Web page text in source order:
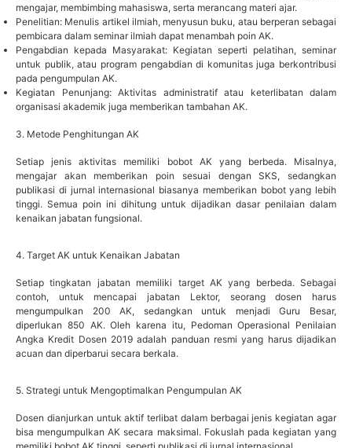
mengajar, membimbing mahasiswa, serta merancang materi ajar.
Penelitian: Menulis artikel ilmiah, menyusun buku, atau berperan sebagai
pembicara dalam seminar ilmiah dapat menambah poin AK.
Pengabdian kepada Masyarakat: Kegiatan seperti pelatihan, seminar
untuk publik, atau program pengabdian di komunitas juga berkontribusi
pada pengumpulan AK.
Kegiatan Penunjang: Aktivitas administratif atau keterlibatan dalam
organisasi akademik juga memberikan tambahan AK.
3. Metode Penghitungan AK
Setiap jenis aktivitas memiliki bobot AK yang berbeda. Misalnya,
mengajar akan memberikan poin sesuai dengan SKS, sedangkan
publikasi di jurnal internasional biasanya memberikan bobot yang lebih
tinggi. Semua poin ini dihitung untuk dijadikan dasar penilaian dalam
kenaikan jabatan fungsional.
4. Target AK untuk Kenaikan Jabatan
Setiap tingkatan jabatan memiliki target AK yang berbeda. Sebagai
contoh, untuk mencapai jabatan Lektor, seorang dosen harus
mengumpulkan 200 AK, sedangkan untuk menjadi Guru Besar,
diperlukan 850 AK. Oleh karena itu, Pedoman Operasional Penilaian
Angka Kredit Dosen 2019 adalah panduan resmi yang harus dijadikan
acuan dan diperbarui secara berkala.
5. Strategi untuk Mengoptimalkan Pengumpulan AK
Dosen dianjurkan untuk aktif terlibat dalam berbagai jenis kegiatan agar
bisa mengumpulkan AK secara maksimal. Fokuslah pada kegiatan yang